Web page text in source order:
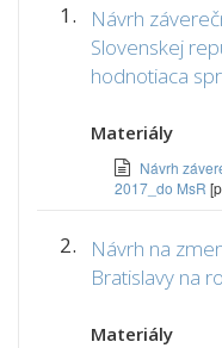
1.
Návrh
Slovenskej
hodnotiaca
Materiály
Návrh
2017_do MsR
2.
Návrh na
Bratislavy na
Materiály